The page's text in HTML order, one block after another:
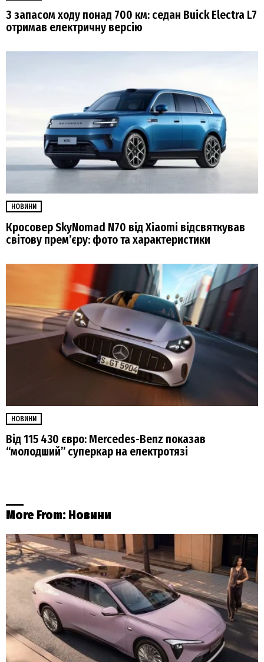
З запасом ходу понад 700 км: седан Buick Electra L7
отримав електричну версію
НОВИНИ
Кросовер SkyNomad N70 від Xiaomi відсвяткував
світову прем’єру: фото та характеристики
НОВИНИ
Від 115 430 євро: Mercedes-Benz показав
“молодший” суперкар на електротязі
More From: Новини